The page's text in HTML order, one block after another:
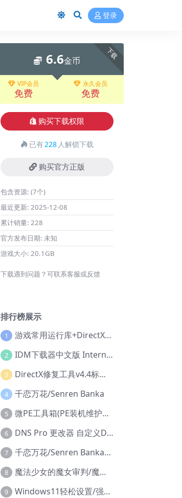
登录
下载
6.6金币
VIP会员
免费
永久会员
免费
购买下载权限
已有228 人解锁下载
购买官方正版
包含资源: (7个)
最近更新: 2025-12-08
累计销量: 228
官方发布日期: 未知
游戏大小: 20.1GB
下载遇到问题？可联系客服或反馈
排行榜展示
1 游戏常用运行库+DirectX修复增强版
2 IDM下载器中文版 Internet Download Manager v6.42.36 IDM
3 DirectX修复工具v4.4标准版+增强版+在线修复版
4 千恋万花/Senren Banka
5 微PE工具箱(PE装机维护工具) v2.3官方正式版
6 DNS Pro 更改器 自定义DNS修改
7 千恋万花/Senren Banka/安卓版
8 魔法少女的魔女审判/魔法少女ノ魔女裁判
9 Windows11轻松设置/强力禁止WD等/兼容Win10